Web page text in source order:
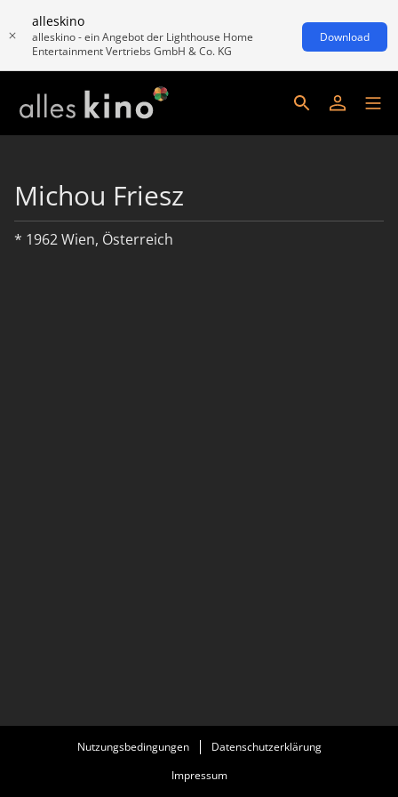
alleskino
alleskino - ein Angebot der Lighthouse Home
Entertainment Vertriebs GmbH & Co. KG
Download
Michou Friesz
* 1962 Wien, Österreich
Nutzungsbedingungen
Datenschutzerklärung
Impressum